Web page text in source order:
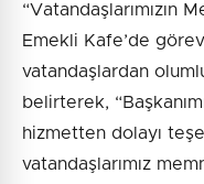
“Vatandaşlarımızın
Emekli Kafe’de
vatandaşlardan
belirterek,
hizmetten dolayı
vatandaşlarımız